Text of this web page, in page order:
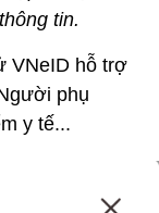
tin.
VNeID hỗ trợ
phụ
y tế...